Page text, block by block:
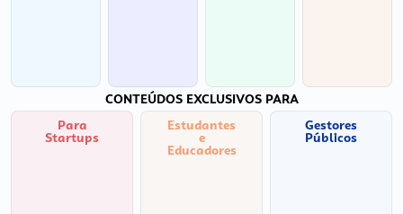
CONTEÚDOS EXCLUSIVOS PARA
Para
Startups
Estudantes
e
Educadores
Gestores
Públicos